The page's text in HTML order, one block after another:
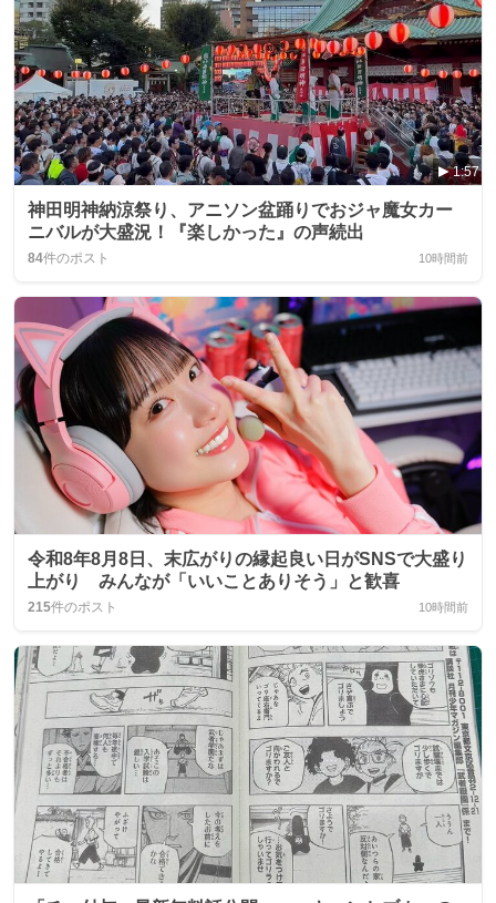
1:57
神田明神納涼祭り、アニソン盆踊りでおジャ魔女カー
ニバルが大盛況！『楽しかった』の声続出
84件のポスト 10時間前
令和8年8月8日、末広がりの縁起良い日がSNSで大盛り
上がり みんなが「いいことありそう」と歓喜
215件のポスト 10時間前